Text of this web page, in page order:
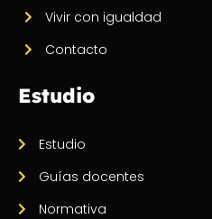
Vivir con igualdad
Contacto
Estudio
Estudio
Guías docentes
Normativa